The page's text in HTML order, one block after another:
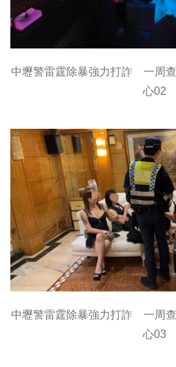
中壢警雷霆除暴強力打詐 一周
心02
中壢警雷霆除暴強力打詐 一周
心03